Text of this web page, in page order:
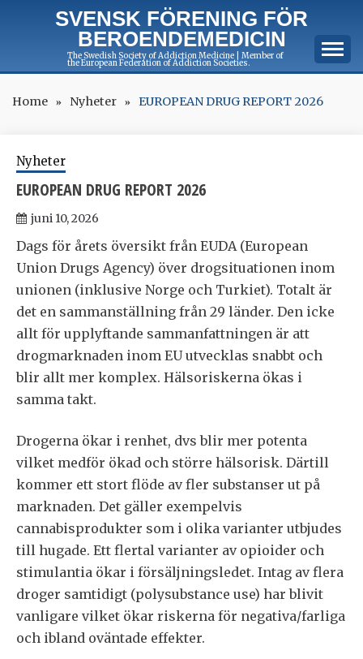
SVENSK FÖRENING FÖR
BEROENDEMEDICIN
The Swedish Society of Addiction Medicine | Member of
the European Federation of Addiction Societies.
Home Nyheter EUROPEAN DRUG REPORT 2026
Nyheter
EUROPEAN DRUG REPORT 2026
juni 10, 2026
Dags för årets översikt från EUDA (European
Union Drugs Agency) över drogsituationen inom
unionen (inklusive Norge och Turkiet). Totalt är
det en sammanställning från 29 länder. Den icke
allt för upplyftande sammanfattningen är att
drogmarknaden inom EU utvecklas snabbt och
blir allt mer komplex. Hälsoriskerna ökas i
samma takt.
Drogerna ökar i renhet, dvs blir mer potenta
vilket medför ökad och större hälsorisk. Därtill
kommer ett stort flöde av fler substanser ut på
marknaden. Det gäller exempelvis
cannabisprodukter som i olika varianter utbjudes
till hugade. Ett flertal varianter av opioider och
stimulantia ökar i försäljningsledet. Intag av flera
droger samtidigt (polysubstance use) har blivit
vanligare vilket ökar riskerna för negativa/farliga
och ibland oväntade effekter.